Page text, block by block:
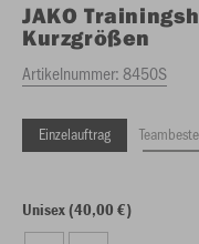
JAKO
Kurzgrößen
Artikelnummer:8450S
Einzelauftrag
Unisex (40,00 €)